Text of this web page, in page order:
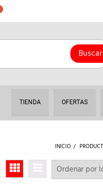
Buscar
TIENDA OFERTAS
INICIO